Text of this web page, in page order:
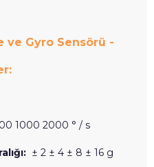
ve Gyro Sensörü -
1000 2000 ° / s
± 2 ± 4 ± 8 ± 16 g